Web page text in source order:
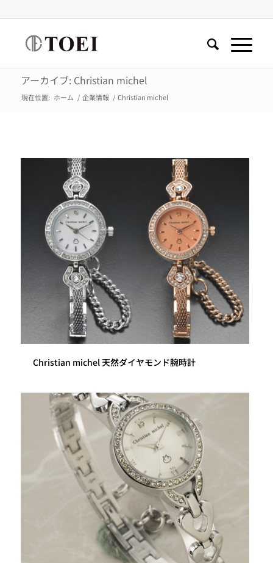
アーカイブ: Christian michel
現在位置: ホーム / 企業情報 / Christian michel
Christian michel 天然ダイヤモンド腕時計